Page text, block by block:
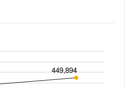
449,894